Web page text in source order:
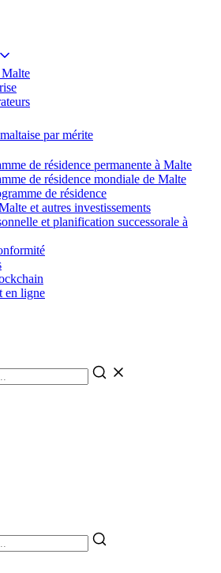
par mérite
de résidence permanente à Malte
de résidence mondiale de Malte
de résidence
et autres investissements
et planification successorale à
en ligne